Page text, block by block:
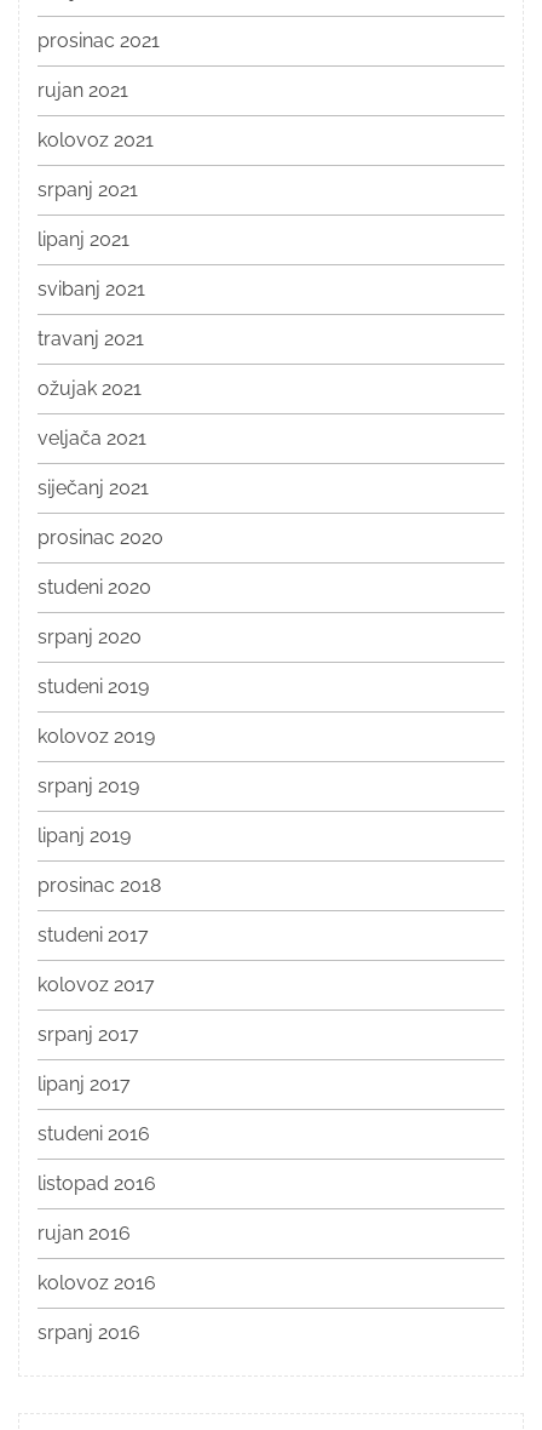
prosinac 2021
rujan 2021
kolovoz 2021
srpanj 2021
lipanj 2021
svibanj 2021
travanj 2021
ožujak 2021
veljača 2021
siječanj 2021
prosinac 2020
studeni 2020
srpanj 2020
studeni 2019
kolovoz 2019
srpanj 2019
lipanj 2019
prosinac 2018
studeni 2017
kolovoz 2017
srpanj 2017
lipanj 2017
studeni 2016
listopad 2016
rujan 2016
kolovoz 2016
srpanj 2016